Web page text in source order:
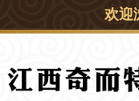
欢迎